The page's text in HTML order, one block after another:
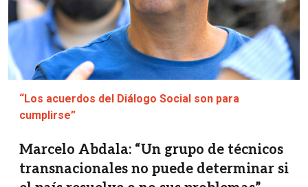
“Los acuerdos del Diálogo Social son para
cumplirse”
Marcelo Abdala: “Un grupo de técnicos
transnacionales no puede determinar si